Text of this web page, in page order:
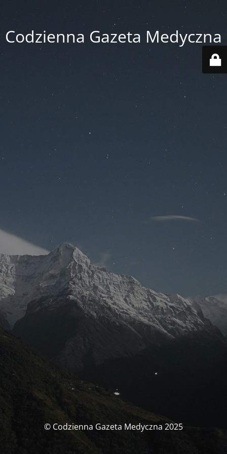
Codzienna Gazeta Medyczna
© Codzienna Gazeta Medyczna 2025